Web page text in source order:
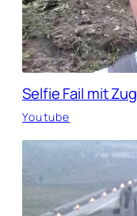
Selfie Fail mit Zug
Youtube